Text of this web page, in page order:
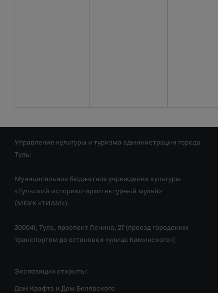
Управление культуры и туризма администрации города
Тулы
Муниципальное бюджетное учреждение культуры
«Тульский историко-архитектурный музей»
(МБУК «ТИАМ»)
300041, Тула, проспект Ленина, 27 (проезд городским
транспортом до остановки «улица Каминского»)
Экспозиции открыты:
Дом Крафта и Дом Белявского